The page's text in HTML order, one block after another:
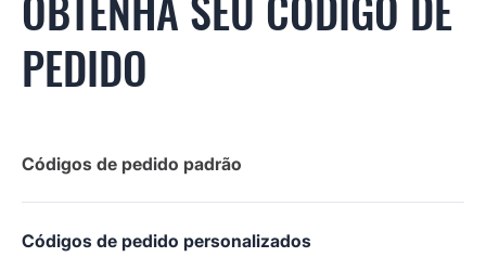
PEDIDO
Códigos de pedido padrão
Códigos de pedido personalizados